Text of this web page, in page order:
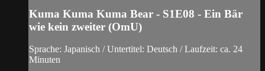
Kuma Kuma Kuma Bear - S1E08 - Ein Bär
wie kein zweiter (OmU)
Sprache: Japanisch / Untertitel: Deutsch / Laufzeit: ca. 24
Minuten